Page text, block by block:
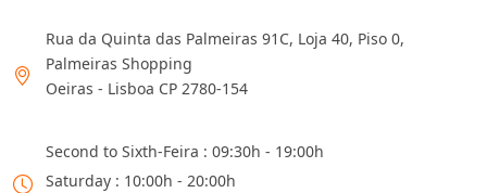
Rua da Quinta das Palmeiras 91C, Loja 40, Piso 0,
Palmeiras Shopping
Oeiras - Lisboa CP 2780-154
Second to Sixth-Feira : 09:30h - 19:00h
Saturday : 10:00h - 20:00h